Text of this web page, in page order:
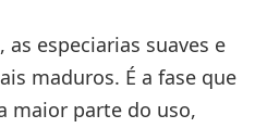
especiarias suaves e
maduros. É a fase que
maior parte do uso,